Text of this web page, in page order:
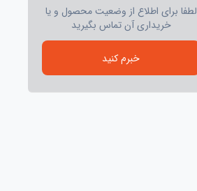
لطفا برای اطلاع از وضعیت محصول و یا
خریداری آن تماس بگیرید
خبرم کنید